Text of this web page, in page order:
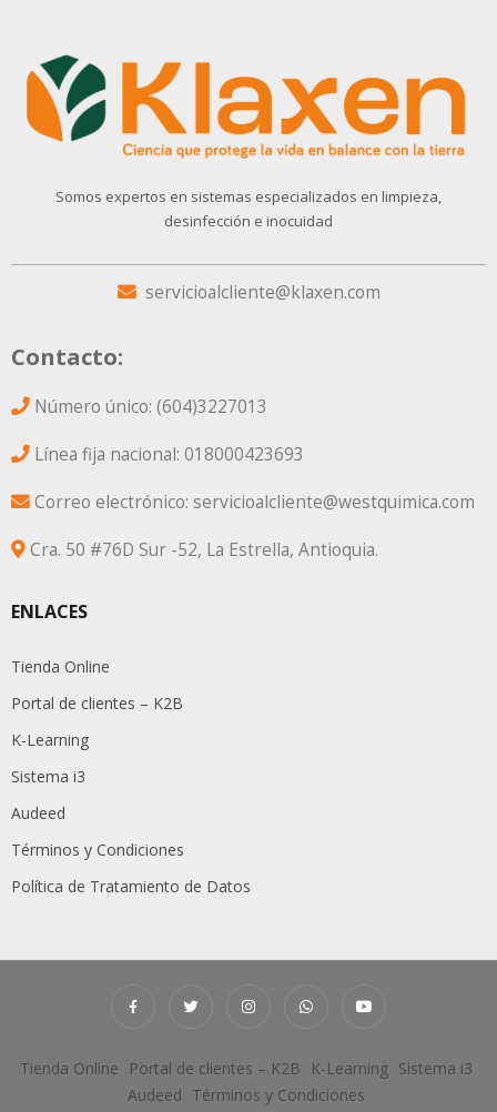
Somos expertos en sistemas especializados en limpieza,
desinfección e inocuidad
servicioalcliente@klaxen.com
Contacto:
Número único: (604)3227013
Línea fija nacional: 018000423693
Correo electrónico: servicioalcliente@westquimica.com
Cra. 50 #76D Sur -52, La Estrella, Antioquia.
ENLACES
Tienda Online
Portal de clientes – K2B
K-Learning
Sistema i3
Audeed
Términos y Condiciones
Política de Tratamiento de Datos
Tienda Online Portal de clientes – K2B K-Learning Sistema i3
Audeed Términos y Condiciones